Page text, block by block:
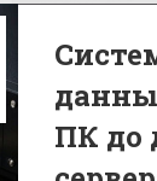
ПК до